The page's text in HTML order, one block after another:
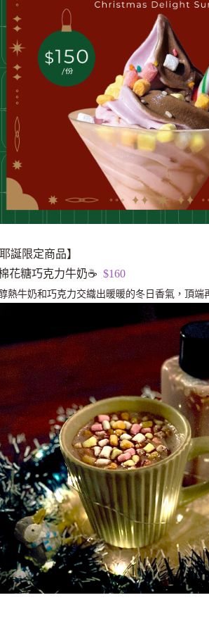
耶誕限定商品】
花糖巧克力牛奶☕ $160
熱牛奶和巧克力交織出暖暖的冬日香氣，頂